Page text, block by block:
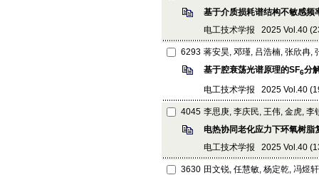
基于介质损耗谱结构不敏感频
电工技术学报 2025 Vol.40
6293 蒋安昊, 邓瑾, 吕浩楠, 张欣冉,
基于腔衰荡光谱原理的SF6分
电工技术学报 2025 Vol.40
4045 李思庚, 李庆民, 王伟, 金虎, 李
电热协同老化应力下环氧树脂
电工技术学报 2025 Vol.40
3630 田文锐, 任慧敏, 杨定乾, 冯煜